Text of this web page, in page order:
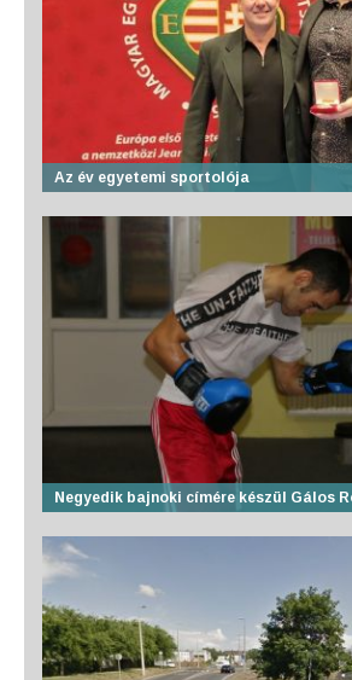
Az év egyetemi sportolója
Negyedik bajnoki címére készül Gálos